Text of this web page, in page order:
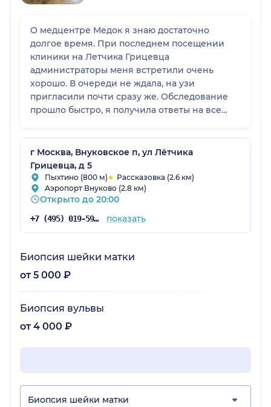
О медцентре Медок я знаю достаточно
долгое время. При последнем посещении
клиники на Летчика Грицевца
администраторы меня встретили очень
хорошо. В очереди не ждала, на узи
пригласили почти сразу же. Обследование
прошло быстро, я получила ответы на все
г Москва, Внуковское п, ул Лётчика
Грицевца, д 5
Пыхтино (800 м)
Рассказовка (2.6 км)
Аэропорт Внуково (2.8 км)
Открыто до 20:00
+7 (495) 019-59-69 показать
Биопсия шейки матки
от 5 000 ₽
Биопсия вульвы
от 4 000 ₽
Биопсия шейки матки